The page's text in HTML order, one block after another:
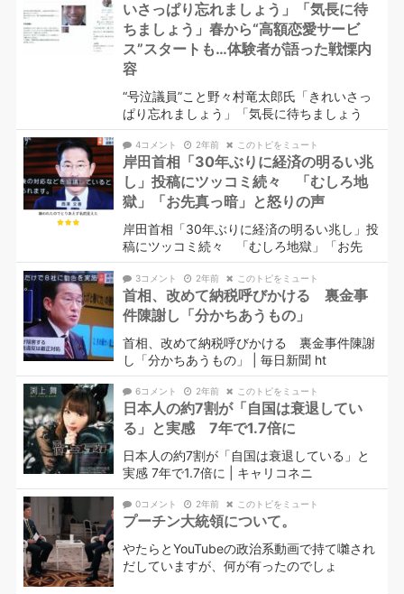
いさっぱり忘れましょう」「気長に待
ちましょう」春から“高額恋愛サービ
ス”スタートも…体験者が語った戦慄内
容
“号泣議員”こと野々村竜太郎氏「きれいさっ
ぱり忘れましょう」「気長に待ちましょう
4コメント 2年前 このトピをミュート
岸田首相「30年ぶりに経済の明るい兆
し」投稿にツッコミ続々 「むしろ地
獄」「お先真っ暗」と怒りの声
岸田首相「30年ぶりに経済の明るい兆し」投
稿にツッコミ続々 「むしろ地獄」「お先
3コメント 2年前 このトピをミュート
首相、改めて納税呼びかける 裏金事
件陳謝し「分かちあうもの」
首相、改めて納税呼びかける 裏金事件陳謝
し「分かちあうもの」 | 毎日新聞 ht
6コメント 2年前 このトピをミュート
日本人の約7割が「自国は衰退してい
る」と実感 7年で1.7倍に
日本人の約7割が「自国は衰退している」と
実感 7年で1.7倍に | キャリコネニ
0コメント 2年前 このトピをミュート
プーチン大統領について。
やたらとYouTubeの政治系動画で持て囃され
だしていますが、何が有ったのでしょ